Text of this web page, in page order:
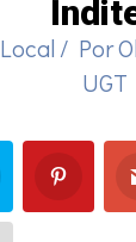
Local / Por
UGT